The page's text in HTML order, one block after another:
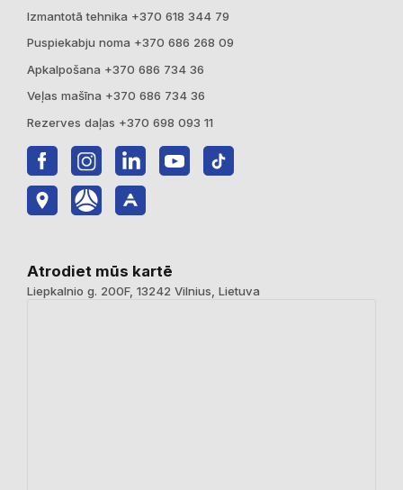
Izmantotā tehnika +370 618 344 79
Puspiekabju noma +370 686 268 09
Apkalpošana +370 686 734 36
Veļas mašīna +370 686 734 36
Rezerves daļas +370 698 093 11
Atrodiet mūs kartē
Liepkalnio g. 200F, 13242 Vilnius, Lietuva